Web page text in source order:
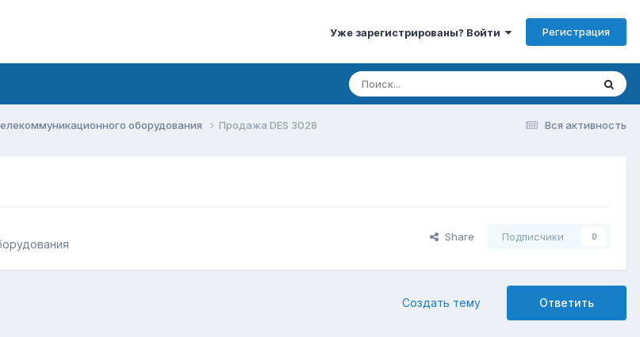
Уже зарегистрированы? Войти Регистрация
Вся активность
оборудования Продажа DES 3028
Share Подписчики 0
Ответить
Создать тему